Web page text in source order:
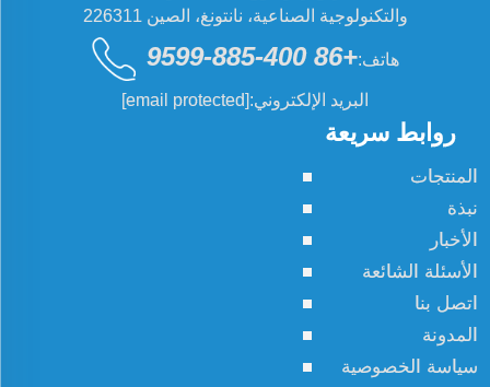
روابط سريعة
المنتجات
نبذة
الأخبار
الأسئلة الشائعة
اتصل بنا
المدونة
سياسة الخصوصية
والتكنولوجية الصناعية، نانتونغ، الصين 226311
هاتف:+86 400-885-9599
البريد الإلكتروني:[email protected]